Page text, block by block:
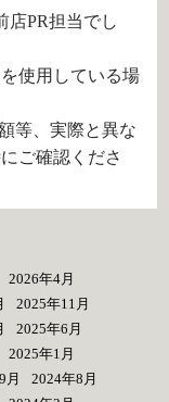
店PR担当でし
使用している場
等、実際と異な
ご確認くださ
2026年4月
2025年11月
2025年6月
2025年1月
月
2024年8月